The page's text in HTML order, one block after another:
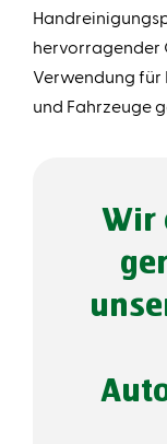
hervorragender
Verwendung für
und Fahrzeuge
Wir